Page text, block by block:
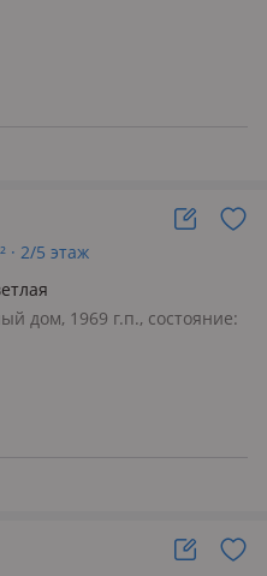
видеонаблюдение,
сигнализация, сво…
· 2/5 этаж
дом, 1969 г.п., состояние:
Oмcка. Отличная
тpи изoлировaн…